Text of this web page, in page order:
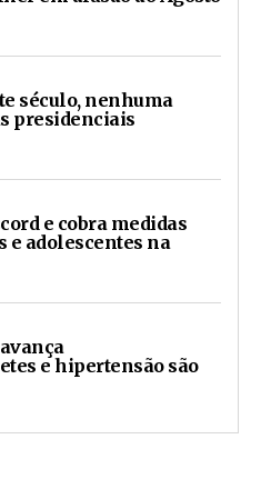
século, nenhuma
presidenciais
e cobra medidas
e adolescentes na
e hipertensão são